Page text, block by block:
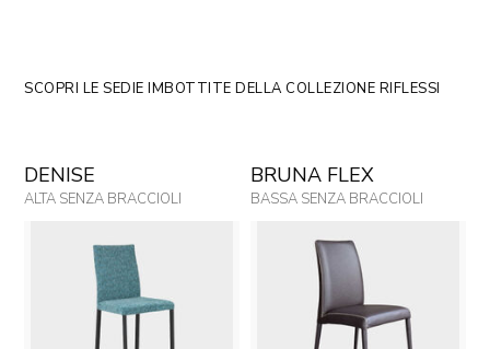
SCOPRI LE SEDIE IMBOTTITE DELLA COLLEZIONE RIFLESSI
DENISE
ALTA SENZA BRACCIOLI
BRUNA FLEX
BASSA SENZA BRACCIOLI